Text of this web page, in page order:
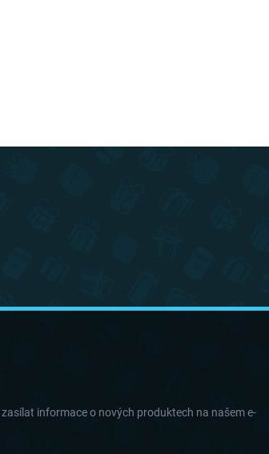
informace o nových produktech na našem e-